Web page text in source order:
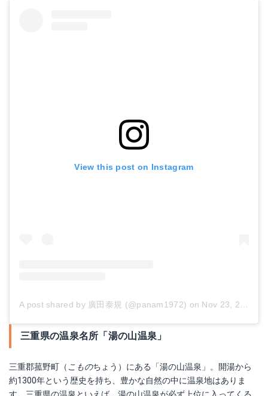
View this post on Instagram
A post shared by 廣田泰規 (@panam1972) on Nov 23, 2018 at 6:18pm PST
三重県の温泉名所「湯の山温泉」
三重郡菰野町（ こものちょう）にある「湯の山温泉」。開湯から
約1300年という歴史を持ち、豊かな自然の中に温泉地はありま